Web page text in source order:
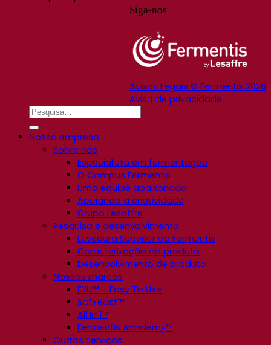
Siga-nos
Avisos Legais © Fermentis 2026
Aviso de privacidade
Nossa empresa
Sobre nós
Especialista em fermentação
O Campus Fermentis
Uma equipe apaixonada
Apoiando a criatividade
Grupo Lesaffre
Pesquisa e desenvolvimento
Levedura Superior da Fermentis
Caracterização do produto
Desenvolvimento de produto
Nossas marcas
E2U™ – Easy To Use
SafYeast™
All In 1™
Fermentis Academy™
Outros serviços